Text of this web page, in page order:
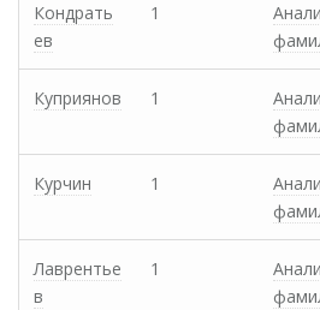
Кондрать
ев
1
Куприянов 1
Курчин 1
Лаврентье
в
1